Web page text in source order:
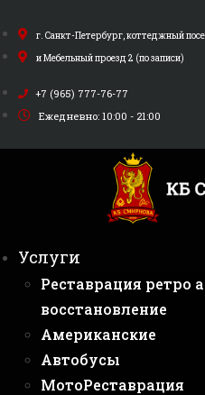
к
содержимому
г. Санкт-Петербург, коттеджный
и Мебельный проезд 2 (по записи)
+7 (965) 777-76-77
Ежедневно: 10:00 - 21:00
Услуги
Реставрация ретро
восстановление
Американские
Автобусы
МотоРеставрация